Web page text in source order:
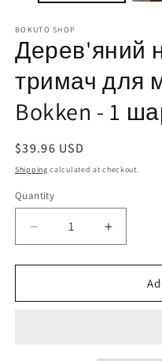
BOKUTO SHOP
Дерев'яний
тримач для
Bokken - 1
Regular
price
$39.96 USD
Shipping calculated at checkout.
Quantity
Quantity
Decrease
quantity
for
настінний
Increase
quantity
for